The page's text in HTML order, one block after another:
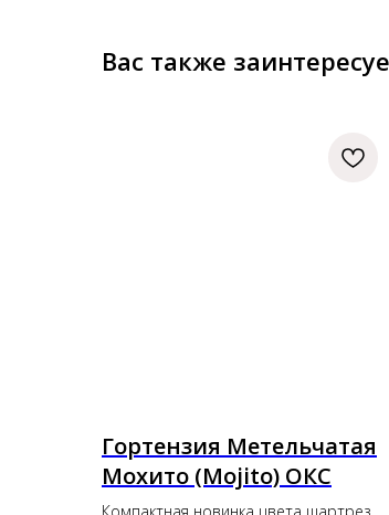
Вас также
Гортензия Метельчатая
Мохито (Mojito) ОКС
Компактная новинка цвета шартрез